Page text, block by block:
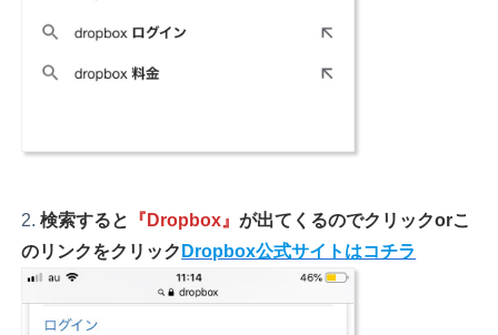
検索すると 『Dropbox』が出てくるのでクリックorこ
のリンクをクリック Dropbox公式サイトはコチラ